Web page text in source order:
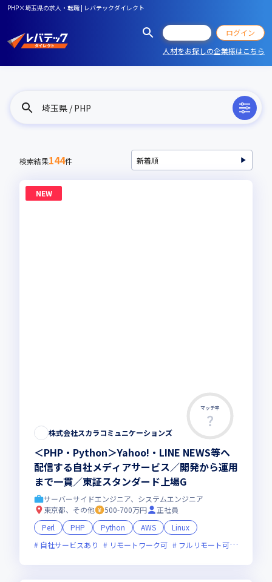
PHP×埼玉県の求人・転職 | レバテックダイレクト
ログイン
人材をお探しの企業様はこちら
埼玉県 / PHP
検索結果144件
NEW
マッチ率
株式会社スカラコミュニケーションズ
＜PHP・Python＞Yahoo!・LINE NEWS等へ
配信する自社メディアサービス／開発から運用
まで一貫／東証スタンダード上場G
サーバーサイドエンジニア、システムエンジニア
東京都、その他
500-700万円
正社員
Perl
PHP Python AWS
Linux
自社サービスあり
リモートワーク可 フルリモート可